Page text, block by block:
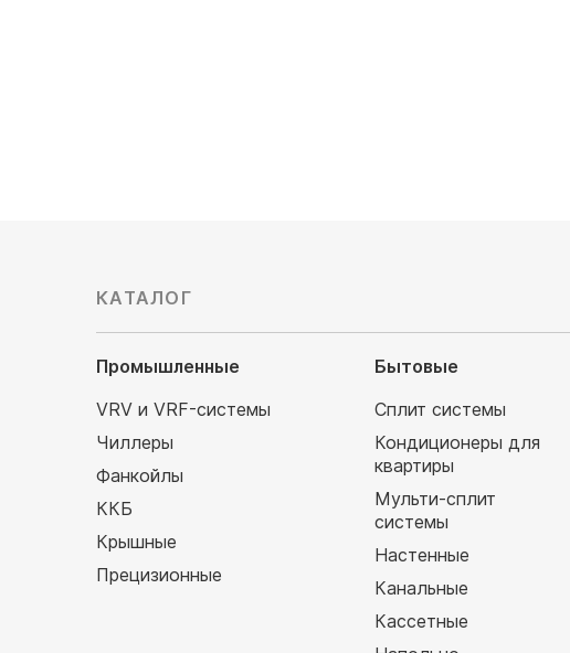
КАТАЛОГ
Промышленные
VRV и VRF-системы
Чиллеры
Фанкойлы
ККБ
Крышные
Прецизионные
Бытовые
Сплит системы
Кондиционеры для
квартиры
Мульти-сплит
системы
Настенные
Канальные
Кассетные